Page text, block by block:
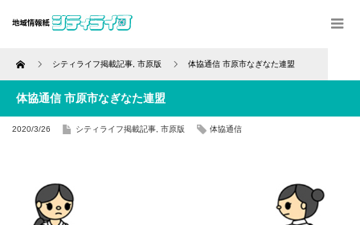
Home シティライフ掲載記事 市原版 体協通信 市原市なぎなた連盟
体協通信 市原市なぎなた連盟
2020/3/26 シティライフ掲載記事 市原版 体協通信